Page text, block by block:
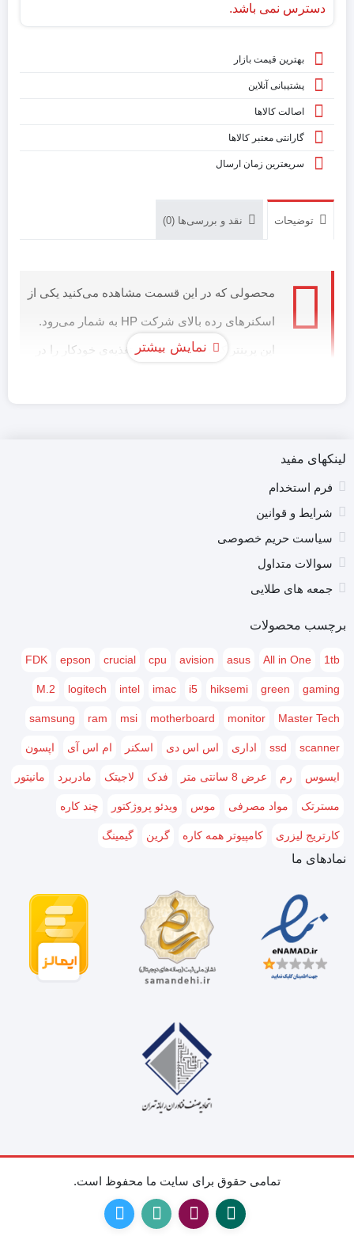
دسترس نمی باشد.
بهترین قیمت بازار
پشتیبانی آنلاین
اصالت کالاها
گارانتی معتبر کالاها
سریعترین زمان ارسال
توضیحات نقد و بررسی‌ها (0)
محصولی که در این قسمت مشاهده می‌کنید یکی از
اسکنرهای رده بالای شرکت HP به شمار می‌رود.
این پرینتر که دو حالت تخت و تغذیه‌ی خودکار را در
روزانه اسکن کرد که این مطلب این دستگاه را به‌عنوان
انتخابی مناسب برای محیط‌های کاری و اداری کوچک مناسب
زمان کمتر از 10 ثانیه اسکن نمود.
مشخصات
دارد
برند اچ پی
تعداد اسکن
اتوماتیک
رزولوشن اسکنر
در حالت مسطح 1200x1200dpi و در حالت
بایگانی 600x600dpi
سایر مشخصات
13.9 ثانیه: سرعت اسکن OCR سرعت اسکن
نوع پورت usb
5.58 کيلوگرم
نمایش بیشتر
لینکهای مفید
فرم استخدام
شرایط و قوانین
سیاست حریم خصوصی
سوالات متداول
جمعه های طلایی
برچسب محصولات
1tb
All in One
asus
avision
cpu
crucial
epson
FDK
gaming
green
hiksemi
i5
imac
intel
logitech
M.2
Master Tech
monitor
motherboard
msi
ram
samsung
scanner
ssd اداری اس اس دی اسکنر ام اس آی اپسون
ایسوس رم عرض 8 سانتی متر فدک لاجیتک مادربرد مانیتور
مسترتک مواد مصرفی موس ویدئو پروژکتور چند کاره
کارتریج لیزری کامپیوتر همه کاره گرین گیمینگ
نمادهای ما
تمامی حقوق برای سایت ما محفوظ است.